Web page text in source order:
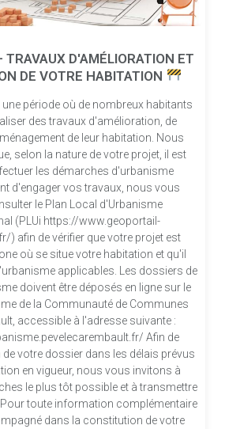
TRAVAUX D'AMÉLIORATION ET
DE VOTRE HABITATION
période où de nombreux habitants
des travaux d'amélioration, de
de leur habitation. Nous
selon la nature de votre projet, il est
les démarches d'urbanisme
d'engager vos travaux, nous vous
le Plan Local d'Urbanisme
(PLUi https://www.geoportail-
) afin de vérifier que votre projet est
où se situe votre habitation et qu'il
applicables. Les dossiers de
doivent être déposés en ligne sur le
de la Communauté de Communes
accessible à l'adresse suivante :
Afin de
votre dossier dans les délais prévus
en vigueur, nous vous invitons à
le plus tôt possible et à transmettre
toute information complémentaire
dans la constitution de votre